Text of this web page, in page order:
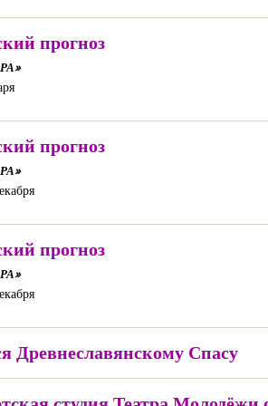
прогноз
прогноз
прогноз
Древнеславянскому Спасу